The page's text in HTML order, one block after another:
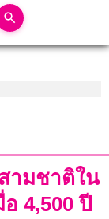
ามชาติใน
4,500 ปี